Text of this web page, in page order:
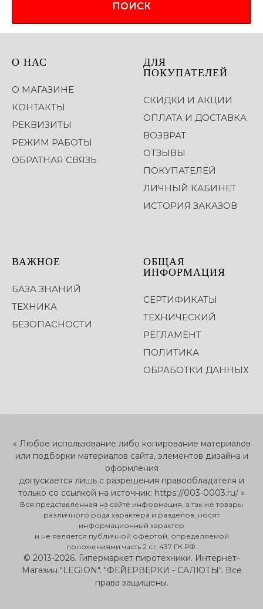
ПОИСК
О НАС
О МАГАЗИНЕ
КОНТАКТЫ
РЕКВИЗИТЫ
РЕЖИМ РАБОТЫ
ОБРАТНАЯ СВЯЗЬ
ДЛЯ
ПОКУПАТЕЛЕЙ
СКИДКИ И АКЦИИ
ОПЛАТА И ДОСТАВКА
ВОЗВРАТ
ОТЗЫВЫ
ПОКУПАТЕЛЕЙ
ЛИЧНЫЙ КАБИНЕТ
ИСТОРИЯ ЗАКАЗОВ
ВАЖНОЕ
БАЗА ЗНАНИЙ
ТЕХНИКА
БЕЗОПАСНОСТИ
ОБЩАЯ
ИНФОРМАЦИЯ
СЕРТИФИКАТЫ
ТЕХНИЧЕСКИЙ
РЕГЛАМЕНТ
ПОЛИТИКА
ОБРАБОТКИ ДАННЫХ
« Любое использование либо копирование материалов
или подборки материалов сайта, элементов дизайна и
оформления
допускается лишь с разрешения правообладателя и
только со ссылкой на источник: https://003-0003.ru/ »
Вся представленная на сайте информация, а так же товары
различного рода характера и разделов, носят
информационный характер
и не является публичной офертой, определяемой
положениями часть 2 ст. 437 ГК РФ.
© 2013-2026. Гипермаркет пиротехники. Интернет-
Магазин "LEGION". "ФЕЙЕРВЕРКИ - САЛЮТЫ". Все
права защищены.